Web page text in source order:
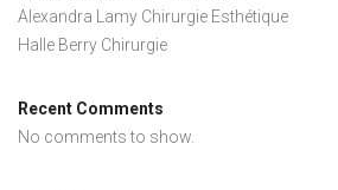
Alexandra Lamy Chirurgie Esthétique
Halle Berry Chirurgie
Recent Comments
No comments to show.